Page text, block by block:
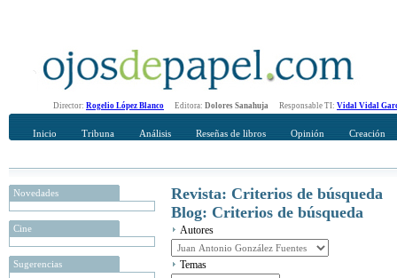
Director: Rogelio López Blanco Editora: Dolores Sanahuja Responsable TI: Vidal Vidal
Inicio Tribuna Análisis Reseñas de libros Opinión Creación
Novedades
Cine
Sugerencias
Revista: Criterios de búsqueda
Blog: Criterios de búsqueda
Autores
Temas